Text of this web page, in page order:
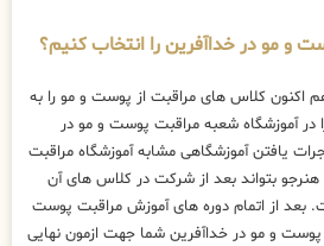
و مو در خداآفرین را انتخاب کنیم؟
اکنون کلاس های مراقبت از پوست و مو را به
آموزشگاه شعبه مراقبت پوست و مو در
یافتن آموزشگاهی مشابه آموزشگاه مراقبت
بتواند بعد از شرکت در کلاس های آن
بعد از اتمام دوره های آموزش مراقبت پوست
پوست و مو در خداآفرین شما جهت ازمون نهایی